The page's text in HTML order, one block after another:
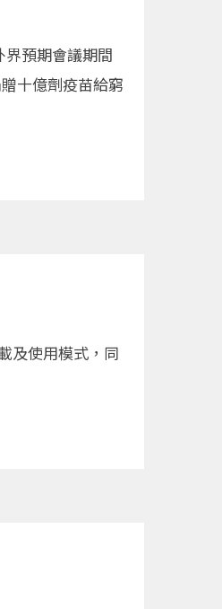
預期會議期間
十億劑疫苗給窮
及使用模式，同